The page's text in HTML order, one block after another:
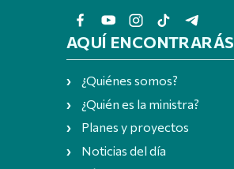
AQUÍ ENCONTRARÁS
¿Quiénes somos?
¿Quién es la ministra?
Planes y proyectos
Noticias del día